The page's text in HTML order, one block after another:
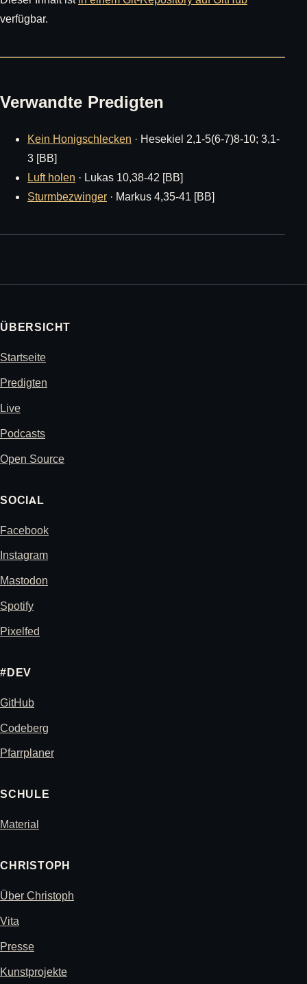
verfügbar.
Verwandte Predigten
Kein Honigschlecken · Hesekiel 2,1-5(6-7)8-10; 3,1-
3 [BB]
Luft holen · Lukas 10,38-42 [BB]
Sturmbezwinger · Markus 4,35-41 [BB]
ÜBERSICHT
Startseite
Predigten
Live
Podcasts
Open Source
SOCIAL
Facebook
Instagram
Mastodon
Spotify
Pixelfed
#DEV
GitHub
Codeberg
Pfarrplaner
SCHULE
Material
CHRISTOPH
Über Christoph
Vita
Presse
Kunstprojekte